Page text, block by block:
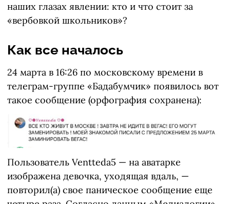
наших глазах явлении: кто и что стоит за
«вербовкой школьников»?
Как все началось
24 марта в 16:26 по московскому времени в
телеграм-группе «Бадабумчик» появилось вот
такое сообщение (орфография сохранена):
Пользователь Ventteda5 — на аватарке
изображена девочка, уходящая вдаль, —
повторил(а) свое паническое сообщение еще